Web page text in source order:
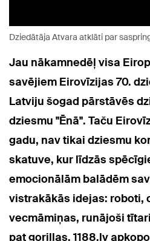
Dziedātāja Atvara atklāti par
Jau nākamnedēļ visa
savējiem Eirovīzijas 70.
Latviju šogad pārstāvēs
dziesmu "Ēnā". Taču
gadu, nav tikai dziesmu
skatuve, kur līdzās
emocionālām balādēm
vistrakākās idejas: roboti,
vecmāmiņas, runājoši
pat gorillas. 1188.lv